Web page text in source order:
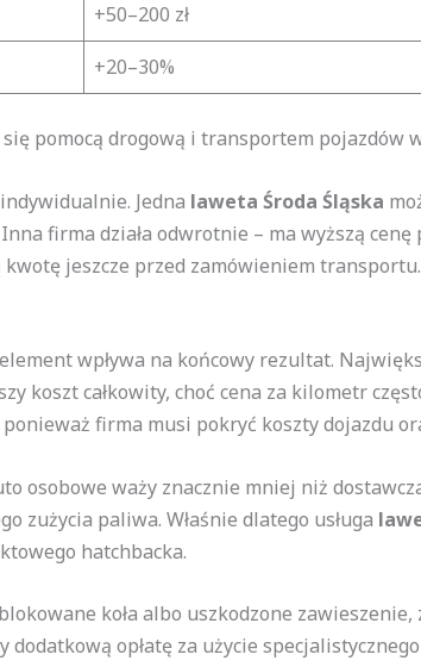
+50–200 zł
+20–30%
pomocą drogową i transportem pojazdów
Jedna laweta Środa Śląska
firma działa odwrotnie – ma wyższą
kwotę jeszcze przed zamówieniem transportu.
wpływa na końcowy rezultat.
koszt całkowity, choć cena za kilometr
firma musi pokryć koszty dojazdu
osobowe waży znacznie mniej niż
zużycia paliwa. Właśnie dlatego usługa
hatchbacka.
koła albo uszkodzone zawieszenie,
opłatę za użycie